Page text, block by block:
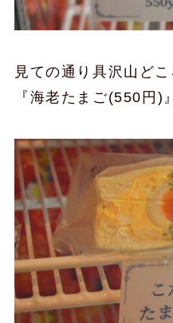
見ての通り具沢山ど
『海老たまご(550円)